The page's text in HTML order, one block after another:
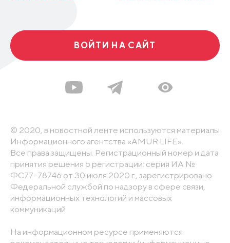
ВОЙТИ НА САЙТ
© 2020, в новостной ленте используются материалы
Информационного агентства «AMUR.LIFE».
Все права защищены. Регистрационный номер и дата
принятия решения о регистрации: серия ИА №
ФС77-78746 от 30 июля 2020 г., зарегистрировано
Федеральной службой по надзору в сфере связи,
информационных технологий и массовых
коммуникаций
На информационном ресурсе применяются